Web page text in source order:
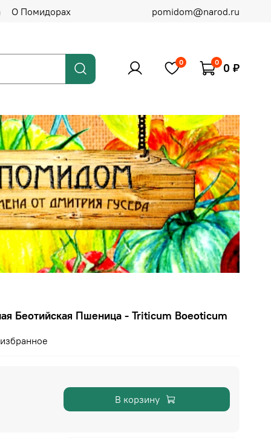
О Помидорах pomidom@narod.ru
0 0 0 ₽
Беотийская Пшеница - Triticum Boeoticum
В корзину